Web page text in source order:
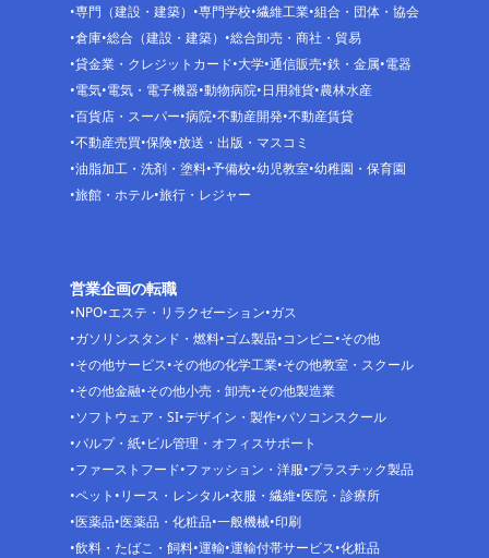
専門（建設・建築）
専門学校 繊維工業 組合・団体・協会
倉庫 総合（建設・建築）
総合卸売・商社・貿易
貸金業・クレジットカード 大学 通信販売 鉄・金属 電器
電気 電気・電子機器 動物病院 日用雑貨 農林水産
百貨店・スーパー 病院 不動産開発 不動産賃貸
不動産売買 保険 放送・出版・マスコミ
油脂加工・洗剤・塗料 予備校 幼児教室 幼稚園・保育園
旅館・ホテル 旅行・レジャー
営業企画の転職
NPO エステ・リラクゼーション ガス
ガソリンスタンド・燃料 ゴム製品 コンビニ その他
その他サービス その他の化学工業 その他教室・スクール
その他金融 その他小売・卸売 その他製造業
ソフトウェア・SI デザイン・製作 パソコンスクール
パルプ・紙 ビル管理・オフィスサポート
ファーストフード ファッション・洋服 プラスチック製品
ペット リース・レンタル 衣服・繊維 医院・診療所
医薬品 医薬品・化粧品 一般機械 印刷
飲料・たばこ・飼料 運輸 運輸付帯サービス 化粧品